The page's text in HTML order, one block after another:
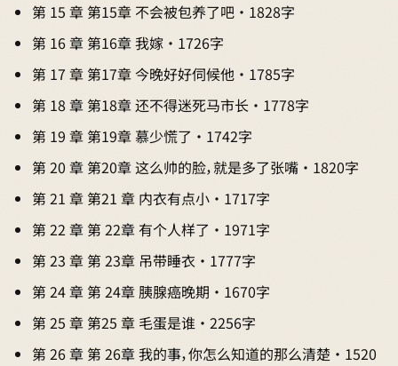
第 15 章 第15章 不会被包养了吧 · 1828字
第 16 章 第16章 我嫁 · 1726字
第 17 章 第17章 今晚好好伺候他 · 1785字
第 18 章 第18章 还不得迷死马市长 · 1778字
第 19 章 第19章 慕少慌了 · 1742字
第 20 章 第20章 这么帅的脸，就是多了张嘴 · 1820字
第 21 章 第21 章 内衣有点小 · 1717字
第 22 章 第 22章 有个人样了 · 1971字
第 23 章 第 23章 吊带睡衣 · 1777字
第 24 章 第 24章 胰腺癌晚期 · 1670字
第 25 章 第25 章 毛蛋是谁 · 2256字
第 26 章 第 26章 我的事，你怎么知道的那么清楚 · 1520